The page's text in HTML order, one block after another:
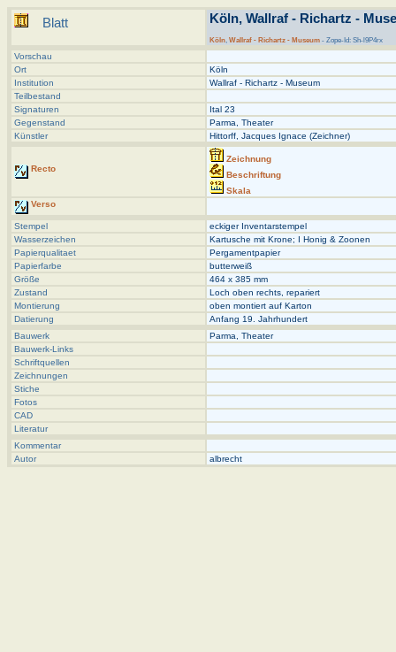
Blatt Köln, Wallraf - Richartz -
Köln, Wallraf - Richartz - Museum - Zope-Id: Sh-l9P4rx
Vorschau
Ort
Köln
Institution
Wallraf - Richartz - Museum
Teilbestand
Signaturen
Ital 23
Gegenstand
Parma, Theater
Künstler
Hittorff, Jacques Ignace (Zeichner)
Recto
Zeichnung
Beschriftung
Skala
Verso
Stempel
eckiger Inventarstempel
Wasserzeichen
Kartusche mit Krone; I Honig & Zoonen
Papierqualitaet
Pergamentpapier
Papierfarbe
butterweiß
Größe
464 x 385 mm
Zustand
Loch oben rechts, repariert
Montierung
oben montiert auf Karton
Datierung
Anfang 19. Jahrhundert
Bauwerk
Parma, Theater
Bauwerk-Links
Schriftquellen
Zeichnungen
Stiche
Fotos
CAD
Literatur
Kommentar
Autor
albrecht